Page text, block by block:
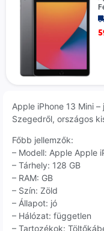
Apple iPhone 13 Mini
Szegedről, országos
Főbb jellemzők:
– Modell: Apple Apple
– Tárhely: 128 GB
– RAM: GB
– Szín: Zöld
– Állapot: jó
– Hálózat: független
– Tartozékok: